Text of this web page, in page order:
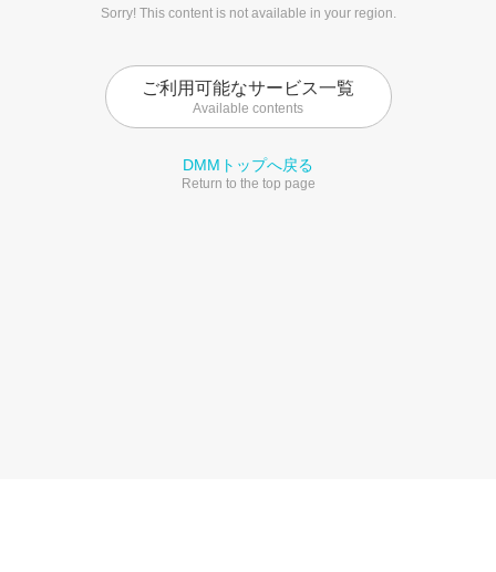
Sorry! This content is not available in your region.
ご利用可能なサービス一覧
Available contents
DMMトップへ戻る
Return to the top page